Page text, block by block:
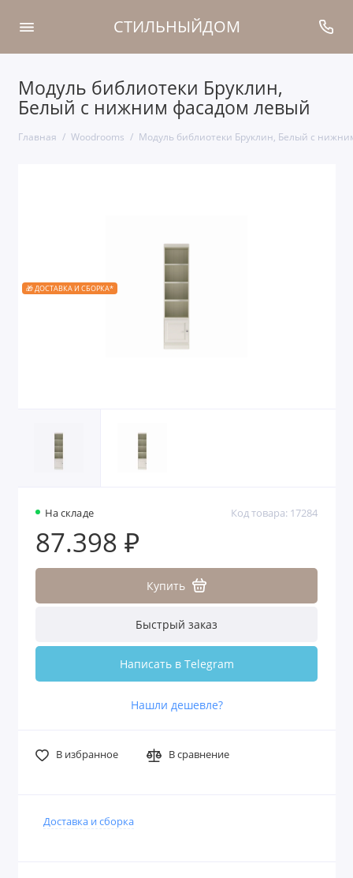
СТИЛЬНЫЙДОМ
Модуль библиотеки Бруклин,
Белый с нижним фасадом левый
Главная Woodrooms Модуль библиотеки Бруклин, Белый с
🎁 ДОСТАВКА И СБОРКА*
На складе Код товара: 17284
87.398 ₽
Купить
Быстрый заказ
Написать в Telegram
Нашли дешевле?
В избранное В сравнение
Доставка и сборка